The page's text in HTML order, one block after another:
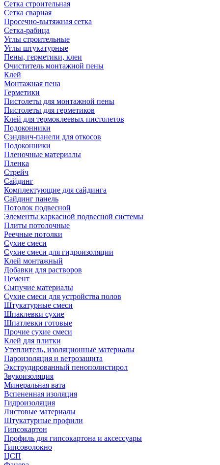
Сетка строительная
Сетка сварная
Просечно-вытяжная сетка
Сетка-рабица
Углы строительные
Углы штукатурные
Пены, герметики, клеи
Очиститель монтажной пены
Клей
Монтажная пена
Герметики
Пистолеты для монтажной пены
Пистолеты для герметиков
Клей для термоклеевых пистолетов
Подоконники
Сэндвич-панели для откосов
Подоконники
Пленочные материалы
Пленка
Стрейч
Сайдинг
Комплектующие для сайдинга
Сайдинг панель
Потолок подвесной
Элементы каркасной подвесной системы
Плиты потолочные
Реечные потолки
Сухие смеси
Сухие смеси для гидроизоляции
Клей монтажный
Добавки для растворов
Цемент
Сыпучие материалы
Сухие смеси для устройства полов
Штукатурные смеси
Шпаклевки сухие
Шпатлевки готовые
Прочие сухие смеси
Клей для плитки
Утеплитель, изоляционные материалы
Пароизоляция и ветрозащита
Экструдированный пенополистирол
Звукоизоляция
Минеральная вата
Вспененная изоляция
Гидроизоляция
Листовые материалы
Штукатурные профили
Гипсокартон
Профиль для гипсокартона и аксессуары
Гипсоволокно
ЦСП